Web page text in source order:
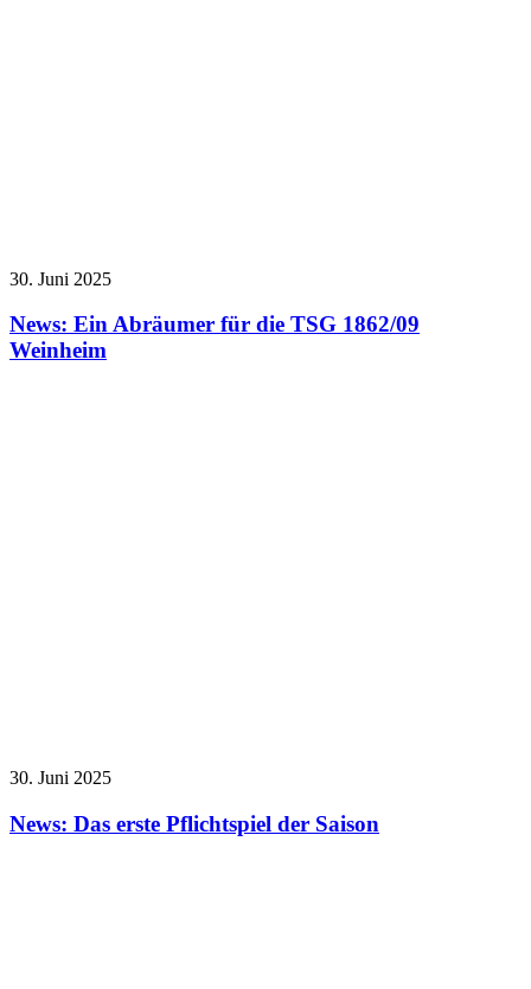
30. Juni 2025
News: Ein Abräumer für die TSG 1862/09
Weinheim
30. Juni 2025
News: Das erste Pflichtspiel der Saison